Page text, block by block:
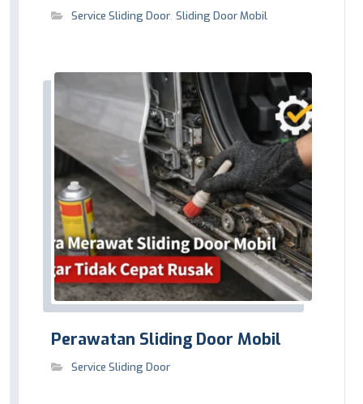
Service Sliding Door,Sliding Door Mobil
Perawatan Sliding Door Mobil
Service Sliding Door